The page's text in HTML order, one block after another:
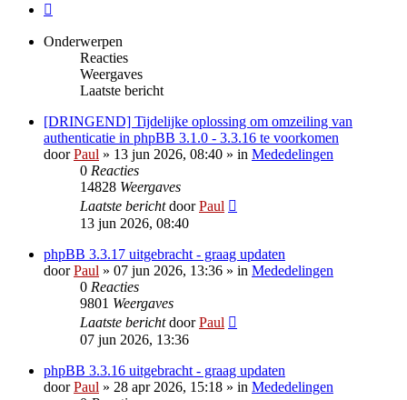
Onderwerpen
Reacties
Weergaves
Laatste bericht
[DRINGEND] Tijdelijke oplossing om omzeiling van
authenticatie in phpBB 3.1.0 - 3.3.16 te voorkomen
doorPaul » 13 jun 2026, 08:40 » in Mededelingen
0 Reacties
14828 Weergaves
Laatste berichtdoorPaul
13 jun 2026, 08:40
phpBB 3.3.17 uitgebracht - graag updaten
doorPaul » 07 jun 2026, 13:36 » in Mededelingen
0 Reacties
9801 Weergaves
Laatste berichtdoorPaul
07 jun 2026, 13:36
phpBB 3.3.16 uitgebracht - graag updaten
doorPaul » 28 apr 2026, 15:18 » in Mededelingen